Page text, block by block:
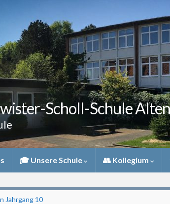
Scholl-Schule
🎓 Unsere Schule 👥 Kollegium
Jahrgang 10